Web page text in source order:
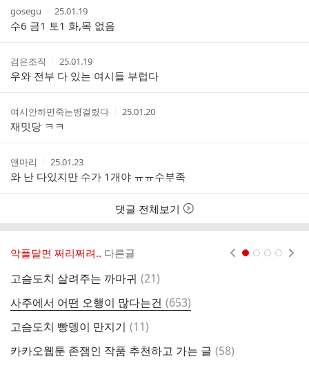
작
성
자
gosegu
작
성
시
간
25.01.19
수6 금1 토1 화,목 없음
작
성
자
검은조직
작
성
시
간
25.01.19
우와 전부 다 있는 여시들 부럽다
작
성
자
여시안하면죽는병걸렸다
작
간
25.01.20
재밋당 ㅋㅋ
작
성
자
앤마리
작
성
시
간
25.01.23
와 난 다있지만 수가 1개야 ㅠㅠ수부족
댓글 전체보기
악플달면 쩌리쩌려.. 다른글
고슴도치 살려주는 까마귀 댓
(21)
사주에서 어떤 오행이 많다는건 댓
글
(653)
고슴도치 빵뎅이 만지기 댓
(11)
카카오웹툰 존잼인 작품 추천하고 가는 글 댓
(58)